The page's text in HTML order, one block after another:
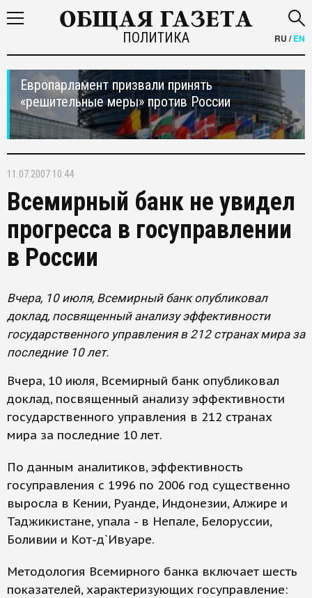
ПОЛИТИКА RU /EN
Европарламент призвали принять
«решительные меры» против России
11.07.2007 10:44
Всемирный банк не увидел
прогресса в госуправлении
в России
Вчера, 10 июля, Всемирный банк опубликовал
доклад, посвященный анализу эффективности
государственного управления в 212 странах мира за
последние 10 лет.
Вчера, 10 июля, Всемирный банк опубликовал
доклад, посвященный анализу эффективности
государственного управления в 212 странах
мира за последние 10 лет.
По данным аналитиков, эффективность
госуправления с 1996 по 2006 год существенно
выросла в Кении, Руанде, Индонезии, Алжире и
Таджикистане, упала - в Непале, Белоруссии,
Боливии и Кот-д`Ивуаре.
Методология Всемирного банка включает шесть
показателей, характеризующих госуправление: